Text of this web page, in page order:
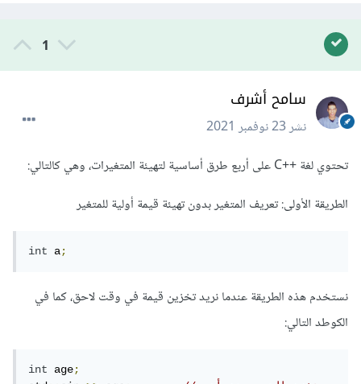
1
سامح أشرف
نشر23 نوفمبر 2021
تحتوي لغة ++C على أربع طرق أساسية لتهيئة المتغيرات، وهي كالتالي:
الطريقة الأولى: تعريف المتغير بدون تهيئة قيمة أولية للمتغير
int a;
نستخدم هذه الطريقة عندما نريد تخزين قيمة في وقت لاحق، كما في
الكوطد التالي:
int age;